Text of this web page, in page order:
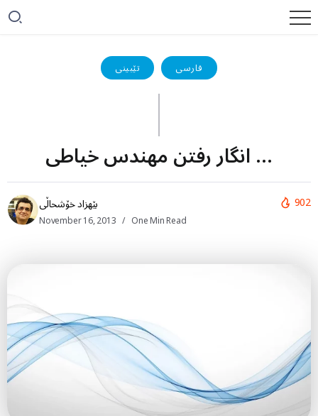
تێبینی فارسی
انگار رفتن مهندس خياطی …
بێهزاد خۆشحاڵی
November 16, 2013 One Min Read
902